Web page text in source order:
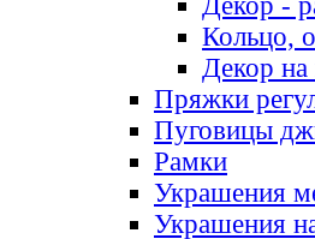
Кольцо,
Декор
Пряжки
Пуговицы
Рамки
Украшения
Украшения